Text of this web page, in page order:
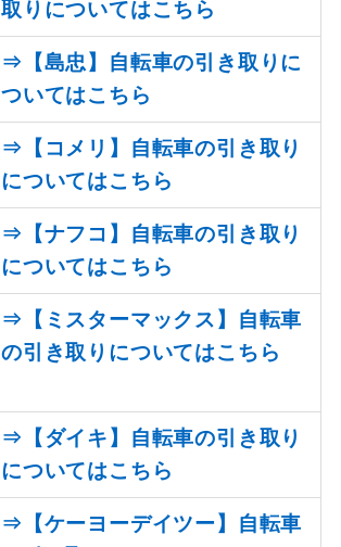
取りについてはこちら
⇒【島忠】自転車の引き取りに
ついてはこちら
⇒【コメリ】自転車の引き取り
についてはこちら
⇒【ナフコ】自転車の引き取り
についてはこちら
⇒【ミスターマックス】自転車
の引き取りについてはこちら
⇒【ダイキ】自転車の引き取り
についてはこちら
⇒【ケーヨーデイツー】自転車